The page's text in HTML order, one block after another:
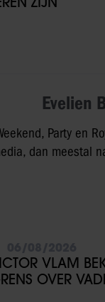
Evelien
Party en
dan meestal
VLAM
OVER